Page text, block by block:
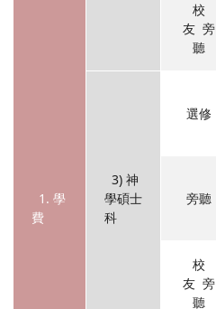
1. 學
費
校
友 旁
聽
3) 神
學碩士
科
選修
旁聽
校
友 旁
聽